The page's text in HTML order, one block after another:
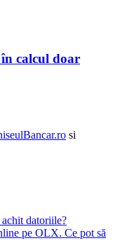
calcul doar
si
datoriile?
pe OLX. Ce pot să